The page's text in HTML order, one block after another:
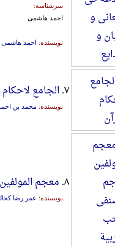
سرشناسه:
احمد هاشمی
نویسنده: احمد هاشمی
۷. الجامع لاحکام
نویسنده: محمد بن
۸. معجم
نویسنده: عمر رضا